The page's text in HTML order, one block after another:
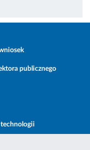
publicznego